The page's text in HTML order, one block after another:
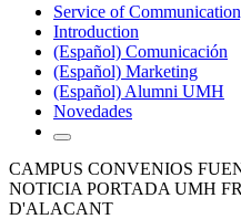
Service of
Introduction
(Español) Comunicación
(Español) Marketing
(Español) Alumni UMH
Novedades
CAMPUS CONVENIOS
NOTICIA PORTADA UMH
D'ALACANT